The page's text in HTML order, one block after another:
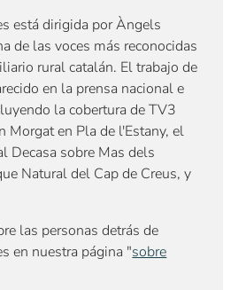
está dirigida por Àngels
de las voces más reconocidas
rural catalán. El trabajo de
en la prensa nacional e
la cobertura de TV3
Morgat en Pla de l'Estany, el
Decasa sobre Mas dels
Natural del Cap de Creus, y
las personas detrás de
en nuestra página "sobre